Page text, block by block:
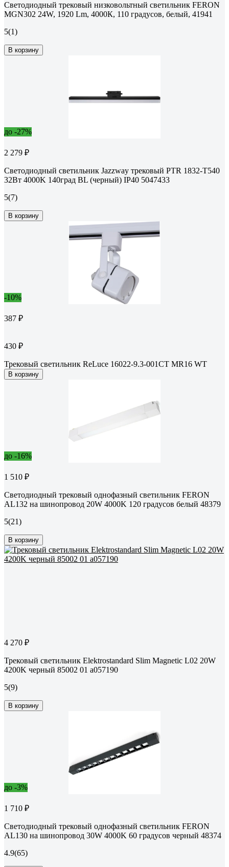
Светодиодный трековый низковольтный светильник FERON
MGN302 24W, 1920 Lm, 4000К, 110 градусов, белый, 41941
5(1)
В корзину
до -27%
2 279 ₽
Светодиодный светильник Jazzway трековый PTR 1832-T540
32Вт 4000K 140град BL (черный) IP40 5047433
5(7)
В корзину
-10%
387 ₽
430 ₽
Трековый светильник ReLuce 16022-9.3-001CT MR16 WT
В корзину
до -16%
1 510 ₽
Светодиодный трековый однофазный светильник FERON
AL132 на шинопровод 20W 4000K 120 градусов белый 48379
5(21)
В корзину
4 270 ₽
Трековый светильник Elektrostandard Slim Magnetic L02 20W
4200K черный 85002 01 a057190
5(9)
В корзину
до -3%
1 710 ₽
Светодиодный трековый однофазный светильник FERON
AL130 на шинопровод 30W 4000K 60 градусов черный 48374
4.9(65)